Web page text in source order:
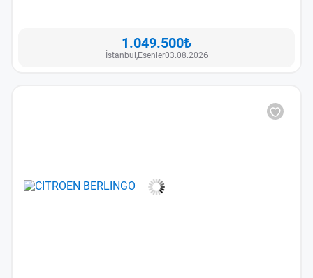
1.049.500₺
İstanbul,Esenler03.08.2026